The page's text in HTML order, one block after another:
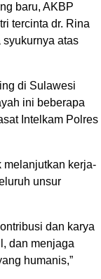
baru, AKBP
tercinta dr. Rina
syukurnya atas
di Sulawesi
ini beberapa
Intelkam Polres
melanjutkan kerja-
unsur
dan karya
dan menjaga
humanis,”